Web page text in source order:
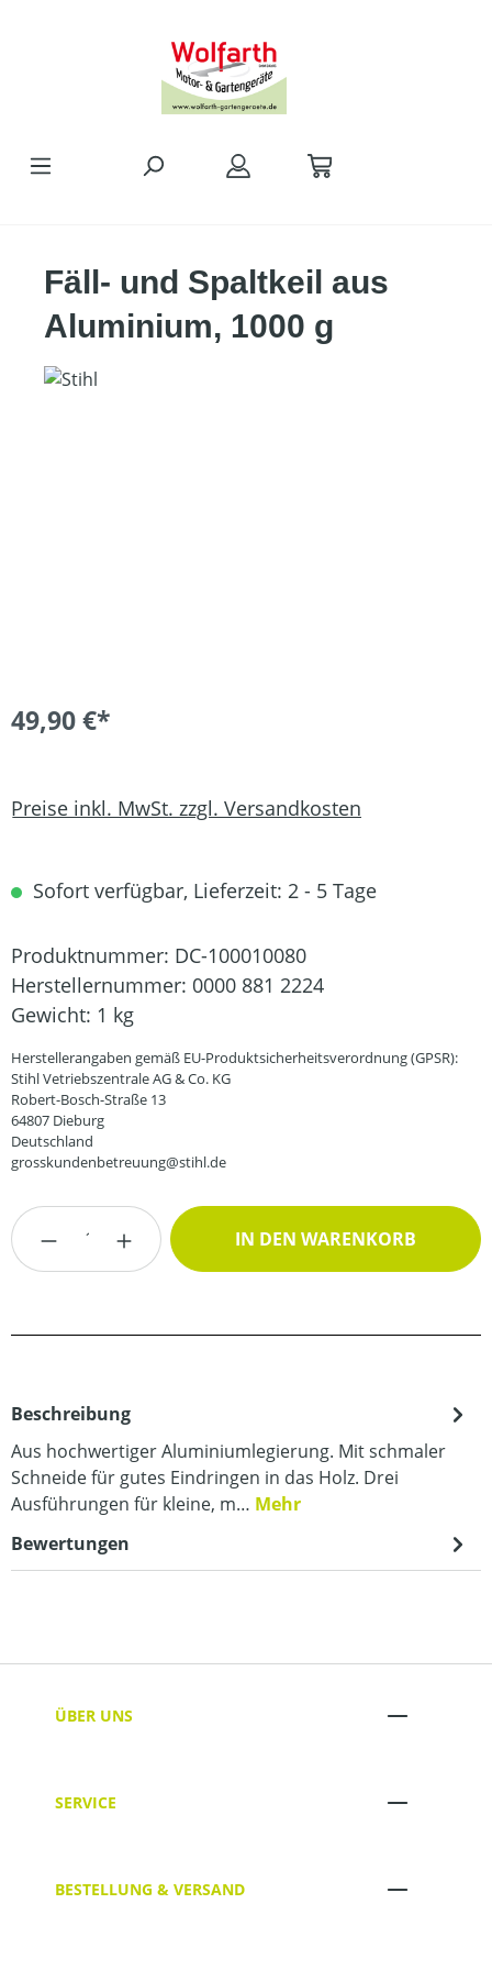
Fäll- und Spaltkeil aus
Aluminium, 1000 g
49,90 €*
Preise inkl. MwSt. zzgl. Versandkosten
Sofort verfügbar, Lieferzeit: 2 - 5 Tage
Produktnummer: DC-100010080
Herstellernummer: 0000 881 2224
Gewicht: 1 kg
Herstellerangaben gemäß EU-Produktsicherheitsverordnung (GPSR):
Stihl Vetriebszentrale AG & Co. KG
Robert-Bosch-Straße 13
64807 Dieburg
Deutschland
grosskundenbetreuung@stihl.de
Produkt Anzahl: Gib den gewünschten
IN DEN WARENKORB
Beschreibung
Aus hochwertiger Aluminiumlegierung. Mit schmaler
Schneide für gutes Eindringen in das Holz. Drei
Ausführungen für kleine, m… Mehr
Bewertungen
ÜBER UNS
SERVICE
BESTELLUNG & VERSAND